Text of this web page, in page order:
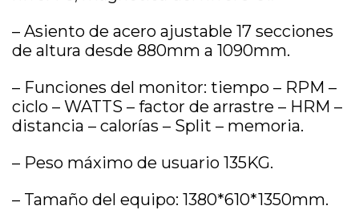
– Asiento de acero ajustable 17 secciones
de altura desde 880mm a 1090mm.
– Funciones del monitor: tiempo – RPM –
ciclo – WATTS – factor de arrastre – HRM –
distancia – calorías – Split – memoria.
– Peso máximo de usuario 135KG.
– Tamaño del equipo: 1380*610*1350mm.